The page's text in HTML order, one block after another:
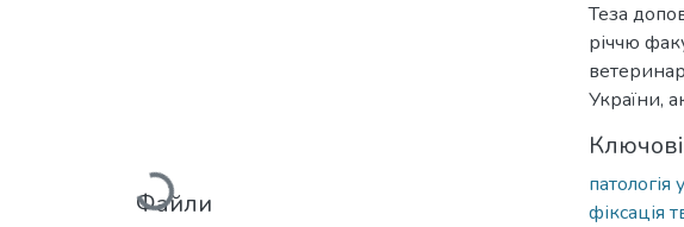
Вантажиться...
Файли
Теза
річчю
України,
патологія
фіксація